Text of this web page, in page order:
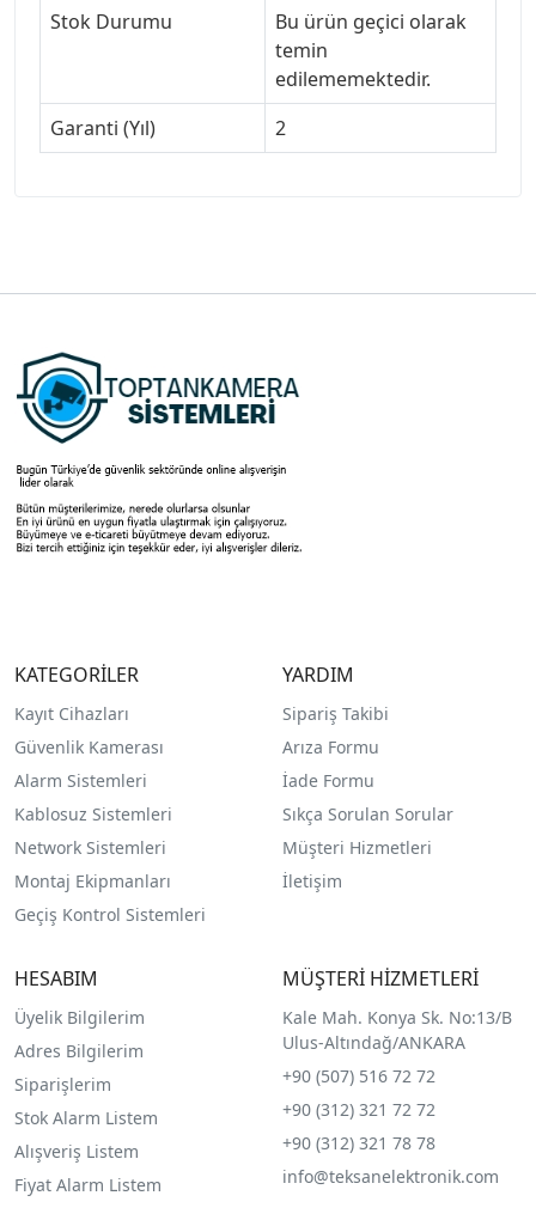
Stok Durumu
Bu ürün geçici olarak
temin
edilememektedir.
Garanti (Yıl)
2
KATEGORİLER
Kayıt Cihazları
Güvenlik Kamerası
Alarm Sistemleri
Kablosuz Sistemleri
Network Sistemleri
Montaj Ekipmanları
Geçiş Kontrol Sistemleri
YARDIM
Sipariş Takibi
Arıza Formu
İade Formu
Sıkça Sorulan Sorular
Müşteri Hizmetleri
İletişim
HESABIM
Üyelik Bilgilerim
Adres Bilgilerim
Siparişlerim
Stok Alarm Listem
Alışveriş Listem
Fiyat Alarm Listem
MÜŞTERİ HİZMETLERİ
Kale Mah. Konya Sk. No:13/B
Ulus-Altındağ/ANKARA
+90 (507) 516 72 72
+90 (312) 321 72 72
+90 (312) 321 78 78
info@teksanelektronik.com